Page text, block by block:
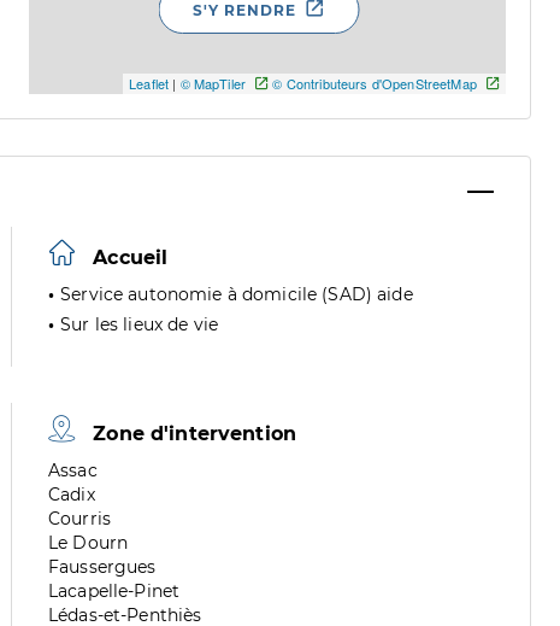
Leaflet | © MapTiler © Contributeurs d'OpenStreetMap
S'Y RENDRE
Accueil
Service autonomie à domicile (SAD) aide
Sur les lieux de vie
Zone d'intervention
Zone
de
division
Assac
Zone
de
division
Cadix
Zone
de
division
Courris
Zone
de
division
Le Dourn
Zone
de
division
Faussergues
Zone
de
Lacapelle-Pinet
Zone
Lédas-et-Penthiès